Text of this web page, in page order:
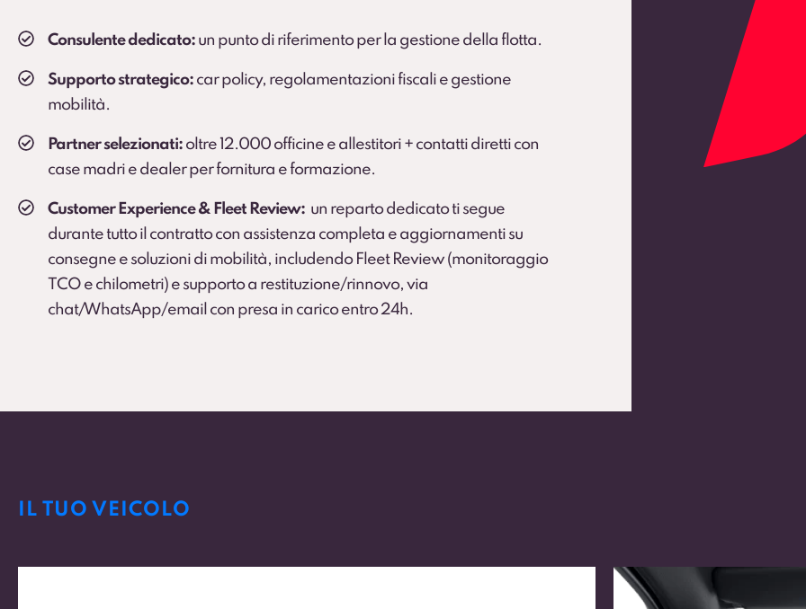
Consulente dedicato: un punto di riferimento per la gestione della flotta.
Supporto strategico: car policy, regolamentazioni fiscali e gestione
mobilità.
Partner selezionati: oltre 12.000 officine e allestitori + contatti diretti con
case madri e dealer per fornitura e formazione.
Customer Experience & Fleet Review: un reparto dedicato ti segue
durante tutto il contratto con assistenza completa e aggiornamenti su
consegne e soluzioni di mobilità, includendo Fleet Review (monitoraggio
TCO e chilometri) e supporto a restituzione/rinnovo, via
chat/WhatsApp/email con presa in carico entro 24h.
IL TUO VEICOLO